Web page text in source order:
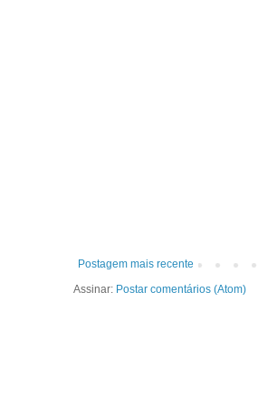
Postagem mais recente
Assinar: Postar comentários (Atom)